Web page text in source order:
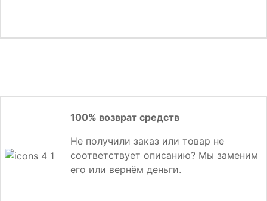
100% возврат средств
Не получили заказ или товар не
соответствует описанию? Мы заменим
его или вернём деньги.